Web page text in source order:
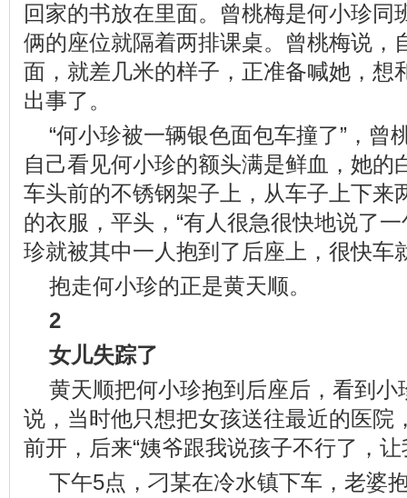
回家的书放在里面。曾桃梅是何小珍同
俩的座位就隔着两排课桌。曾桃梅说，
面，就差几米的样子，正准备喊她，想
出事了。
“何小珍被一辆银色面包车撞了”，曾
自己看见何小珍的额头满是鲜血，她的
车头前的不锈钢架子上，从车子上下来
的衣服，平头，“有人很急很快地说了一
珍就被其中一人抱到了后座上，很快车
抱走何小珍的正是黄天顺。
2
女儿失踪了
黄天顺把何小珍抱到后座后，看到
说，当时他只想把女孩送往最近的医院
前开，后来“姨爷跟我说孩子不行了，让
下午5点，刁某在冷水镇下车，老婆